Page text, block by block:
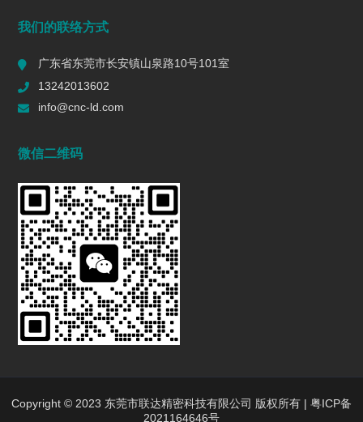
2026/07/28 142
2026/01/13
五轴CNC加工在机匣制造中的难点是什么?
2025/12/27 1438
行业动态 INDUSTRY DYNAMICS
我们的联络方式
广东省东莞市长安镇山泉路10号101室
13242013602
info@cnc-ld.com
微信二维码
Copyright © 2023 东莞市联达精密科技有限公司 版权所有 | 粤ICP备
2021164646号